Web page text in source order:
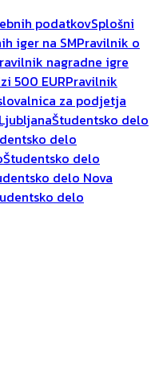
podatkovSplošni
iger na SMPravilnik o
nagradne igre
500 EURPravilnik
za podjetja
Študentsko delo
delo
Študentsko delo
delo Nova
delo